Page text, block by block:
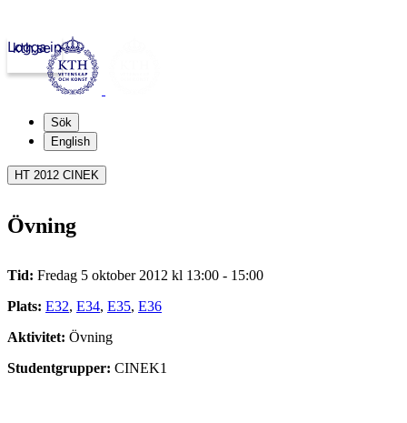
kth.se
Logga in
Sök
English
HT 2012 CINEK
Övning
Tid: Fredag 5 oktober 2012 kl 13:00 - 15:00
Plats: E32, E34, E35, E36
Aktivitet: Övning
Studentgrupper: CINEK1